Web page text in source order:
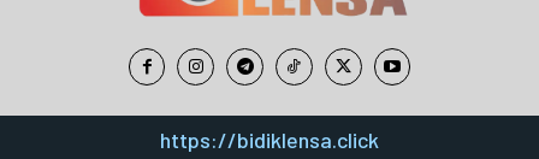
https://bidiklensa.click